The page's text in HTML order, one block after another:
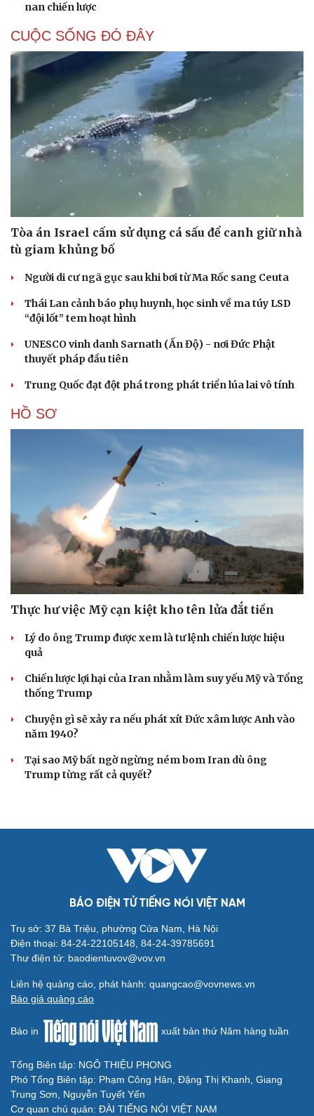
Cải chính
nan chiến lược
CUỘC SỐNG ĐÓ ĐÂY
Tòa án Israel cấm sử dụng cá sấu để canh giữ nhà
tù giam khủng bố
Người di cư ngã gục sau khi bơi từ Ma Rốc sang Ceuta
Thái Lan cảnh báo phụ huynh, học sinh về ma túy LSD
“đội lốt” tem hoạt hình
UNESCO vinh danh Sarnath (Ấn Độ) - nơi Đức Phật
thuyết pháp đầu tiên
Trung Quốc đạt đột phá trong phát triển lúa lai vô tính
HỒ SƠ
Thực hư việc Mỹ cạn kiệt kho tên lửa đắt tiền
Lý do ông Trump được xem là tư lệnh chiến lược hiệu
quả
Chiến lược lợi hại của Iran nhằm làm suy yếu Mỹ và Tổng
thống Trump
Chuyện gì sẽ xảy ra nếu phát xít Đức xâm lược Anh vào
năm 1940?
Tại sao Mỹ bất ngờ ngừng ném bom Iran dù ông
Trump từng rất cả quyết?
BÁO ĐIỆN TỬ TIẾNG NÓI VIỆT NAM
Trụ sở: 37 Bà Triệu, phường Cửa Nam, Hà Nội
Điện thoại: 84-24-22105148, 84-24-39785691
Thư điện tử: baodientuvov@vov.vn
Liên hệ quảng cáo, phát hành: quangcao@vovnews.vn
Báo giá quảng cáo
Báo in xuất bản thứ Năm hàng tuần
Tổng Biên tập: NGÔ THIỆU PHONG
Phó Tổng Biên tập: Phạm Công Hân, Đặng Thị Khanh, Giang
Trung Sơn, Nguyễn Tuyết Yến
Cơ quan chủ quản: ĐÀI TIẾNG NÓI VIỆT NAM